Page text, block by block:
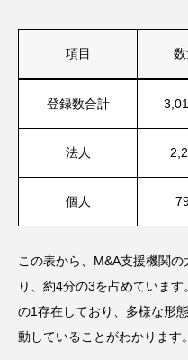
項目
登録数合計
法人
個人
この表から、M&A支援機関
り、約4分の3を占めていま
の1存在しており、多様な形
動していることがわかります。